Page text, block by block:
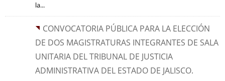
la...
CONVOCATORIA PÚBLICA PARA LA ELECCIÓN
DE DOS MAGISTRATURAS INTEGRANTES DE SALA
UNITARIA DEL TRIBUNAL DE JUSTICIA
ADMINISTRATIVA DEL ESTADO DE JALISCO.